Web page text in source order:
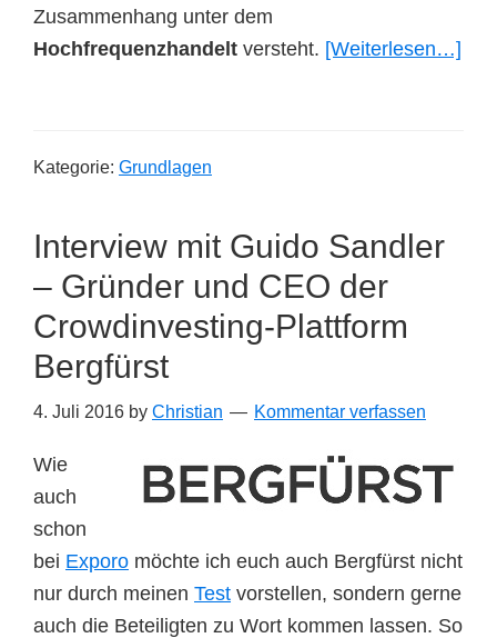
Zusammenhang unter dem
Hochfrequenzhandelt versteht. [Weiterlesen…]
Kategorie: Grundlagen
Interview mit Guido Sandler
– Gründer und CEO der
Crowdinvesting-Plattform
Bergfürst
4. Juli 2016 by Christian Kommentar verfassen
Wie
auch
schon
bei Exporo möchte ich euch auch Bergfürst nicht
nur durch meinen Test vorstellen, sondern gerne
auch die Beteiligten zu Wort kommen lassen. So